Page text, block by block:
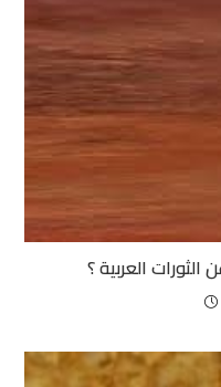
العربية ؟